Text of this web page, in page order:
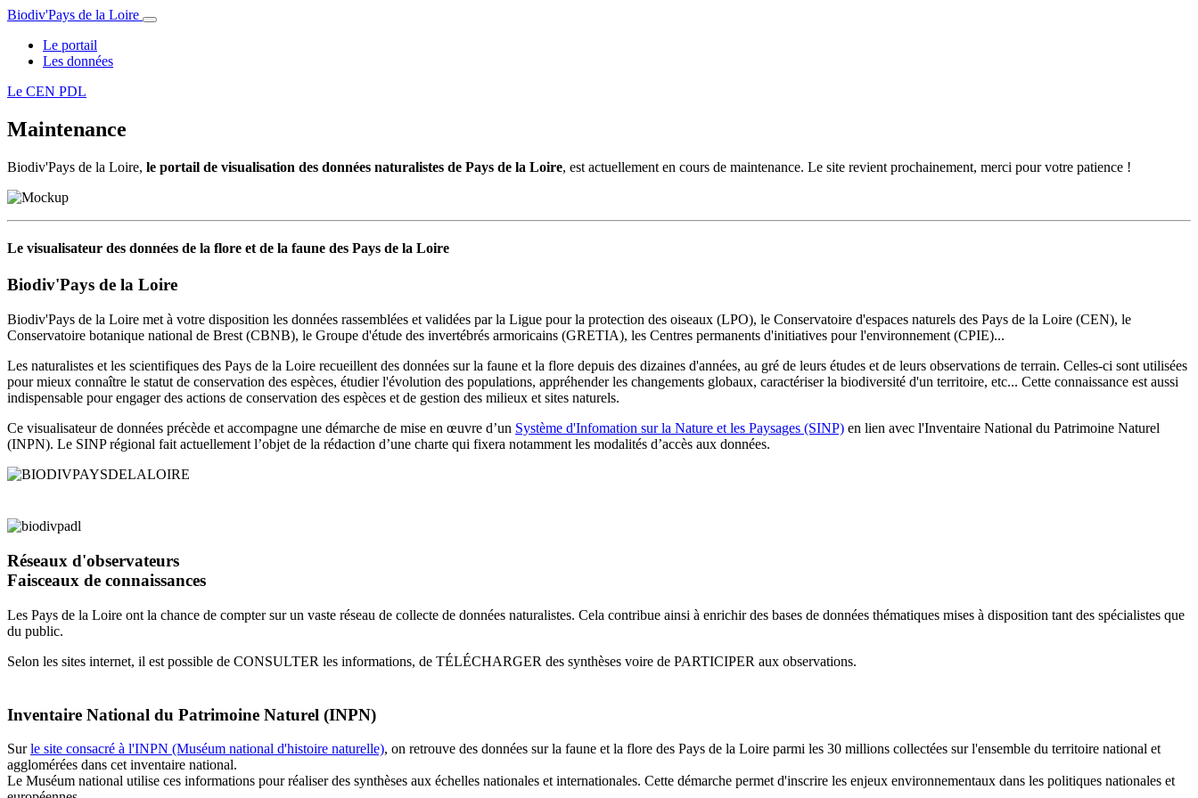
Biodiv'Pays de la Loire
Le portail
Les données
Le CEN PDL
Maintenance
Biodiv'Pays de la Loire, le portail de visualisation des données naturalistes de Pays de la Loire, est actuellement en cours de maintenance. Le site revient prochainement, merci pour votre patience !
Le visualisateur des données de la flore et de la faune des Pays de la Loire
Biodiv'Pays de la Loire
Biodiv'Pays de la Loire met à votre disposition les données rassemblées et validées par la Ligue pour la protection des oiseaux (LPO), le Conservatoire d'espaces naturels des Pays de la Loire (CEN), le
Conservatoire botanique national de Brest (CBNB), le Groupe d'étude des invertébrés armoricains (GRETIA), les Centres permanents d'initiatives pour l'environnement (CPIE)...
Les naturalistes et les scientifiques des Pays de la Loire recueillent des données sur la faune et la flore depuis des dizaines d'années, au gré de leurs études et de leurs observations de terrain. Celles-ci sont utilisées
pour mieux connaître le statut de conservation des espèces, étudier l'évolution des populations, appréhender les changements globaux, caractériser la biodiversité d'un territoire, etc... Cette connaissance est aussi
indispensable pour engager des actions de conservation des espèces et de gestion des milieux et sites naturels.
Ce visualisateur de données précède et accompagne une démarche de mise en œuvre d’un Système d'Infomation sur la Nature et les Paysages (SINP) en lien avec l'Inventaire National du Patrimoine Naturel
(INPN). Le SINP régional fait actuellement l’objet de la rédaction d’une charte qui fixera notamment les modalités d’accès aux données.
Réseaux d'observateurs
Faisceaux de connaissances
Les Pays de la Loire ont la chance de compter sur un vaste réseau de collecte de données naturalistes. Cela contribue ainsi à enrichir des bases de données thématiques mises à disposition tant des spécialistes que
du public.
Selon les sites internet, il est possible de CONSULTER les informations, de TÉLÉCHARGER des synthèses voire de PARTICIPER aux observations.
Inventaire National du Patrimoine Naturel (INPN)
Surle site consacré à l'INPN (Muséum national d'histoire naturelle), on retrouve des données sur la faune et la flore des Pays de la Loire parmi les 30 millions collectées sur l'ensemble du territoire national et
agglomérées dans cet inventaire national.
Le Muséum national utilise ces informations pour réaliser des synthèses aux échelles nationales et internationales. Cette démarche permet d'inscrire les enjeux environnementaux dans les politiques nationales et